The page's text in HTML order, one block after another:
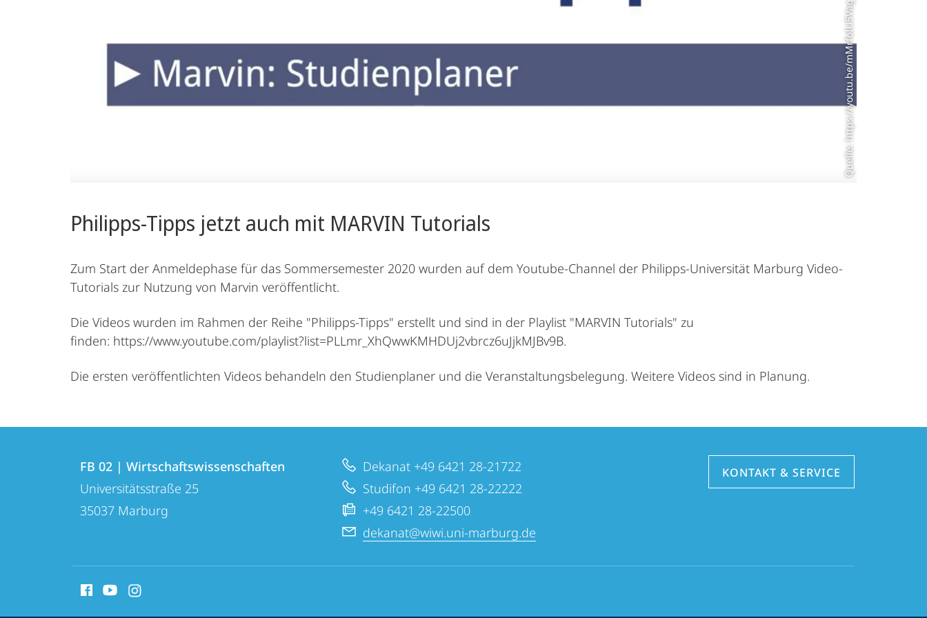
Quelle: https://youtu.be/mMrfoIU5Vag
Philipps-Tipps jetzt auch mit MARVIN Tutorials
Zum Start der Anmeldephase für das Sommersemester 2020 wurden auf dem Youtube-Channel der Philipps-Universität Marburg Video-
Tutorials zur Nutzung von Marvin veröffentlicht.
Die Videos wurden im Rahmen der Reihe "Philipps-Tipps" erstellt und sind in der Playlist "MARVIN Tutorials" zu
finden: https://www.youtube.com/playlist?list=PLLmr_XhQwwKMHDUj2vbrcz6uJjkMJBv9B.
Die ersten veröffentlichten Videos behandeln den Studienplaner und die Veranstaltungsbelegung. Weitere Videos sind in Planung.
Informationen
Kontaktinformationen
FB
02
FB 02 | Wirtschaftswissenschaften
Universitätsstraße 25
35037 Marburg
Dekanat +49 6421 28-21722
Studifon +49 6421 28-22222
+49 6421 28-22500
dekanat@wiwi.uni-marburg.de
KONTAKT & SERVICE
Media